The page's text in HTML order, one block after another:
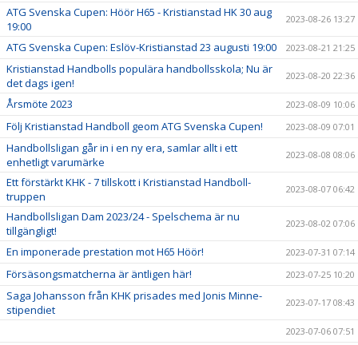
ATG Svenska Cupen: Höör H65 - Kristianstad HK 30 aug
19:00
2023-08-26 13:27
ATG Svenska Cupen: Eslöv-Kristianstad 23 augusti 19:00 2023-08-21 21:25
Kristianstad Handbolls populära handbollsskola; Nu är
det dags igen!
2023-08-20 22:36
Årsmöte 2023 2023-08-09 10:06
Följ Kristianstad Handboll geom ATG Svenska Cupen! 2023-08-09 07:01
Handbollsligan går in i en ny era, samlar allt i ett
enhetligt varumärke
2023-08-08 08:06
Ett förstärkt KHK - 7 tillskott i Kristianstad Handboll-
truppen
2023-08-07 06:42
Handbollsligan Dam 2023/24 - Spelschema är nu
tillgängligt!
2023-08-02 07:06
En imponerade prestation mot H65 Höör! 2023-07-31 07:14
Försäsongsmatcherna är äntligen här! 2023-07-25 10:20
Saga Johansson från KHK prisades med Jonis Minne-
stipendiet
2023-07-17 08:43
2023-07-06 07:51